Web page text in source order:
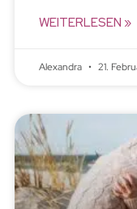
WEITERLESEN »
Alexandra 21.